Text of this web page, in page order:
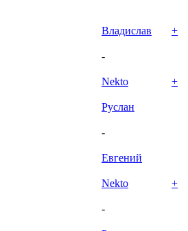
Владислав +
-
Nekto +
Руслан
-
Евгений
Nekto +
-